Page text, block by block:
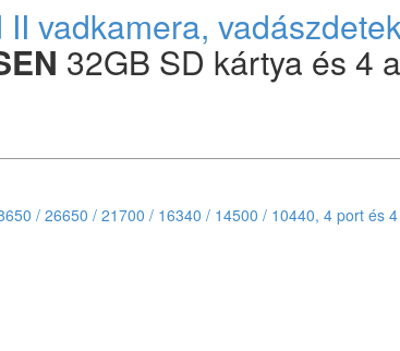
II vadkamera,
32GB SD kártya és 4